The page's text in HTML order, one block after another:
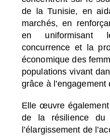
de la Tunisie, en
marchés, en
en uniformisant
concurrence et la
économique des
populations vivant
grâce à
Elle œuvre
de la résilience du
l’élargissement de